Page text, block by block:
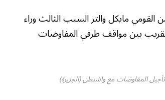
مايكل والتز السبب الثالث وراء
بين مواقف طرفي المفاوضات
المفاوضات مع واشنطن (الجزيرة)